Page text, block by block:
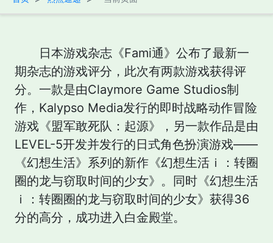
日本游戏杂志《Fami通》公布了最新一
期杂志的游戏评分，此次有两款游戏获得评
分。一款是由Claymore Game Studios制
作，Kalypso Media发行的即时战略动作冒险
游戏《盟军敢死队：起源》，另一款作品是由
LEVEL-5开发并发行的日式角色扮演游戏——
《幻想生活》系列的新作《幻想生活ｉ：转圈
圈的龙与窃取时间的少女》。同时《幻想生活
ｉ：转圈圈的龙与窃取时间的少女》获得36
分的高分，成功进入白金殿堂。